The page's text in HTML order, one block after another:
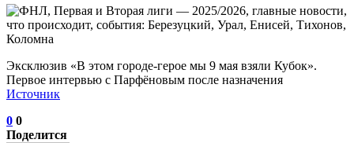
Эксклюзив «В этом городе-герое мы 9 мая взяли Кубок».
Первое интервью с Парфёновым после назначения
Источник
0 0
Поделится